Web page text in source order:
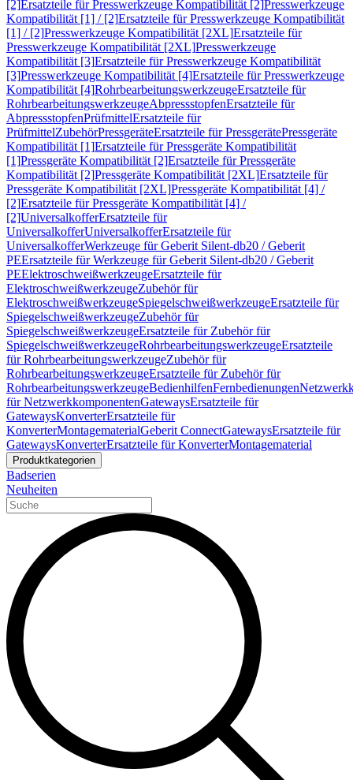
[2]Ersatzteile für Presswerkzeuge Kompatibilität [2]Presswerkzeuge
Kompatibilität [1] / [2]Ersatzteile für Presswerkzeuge Kompatibilität
[1] / [2]Presswerkzeuge Kompatibilität [2XL]Ersatzteile für
Presswerkzeuge Kompatibilität [2XL]Presswerkzeuge
Kompatibilität [3]Ersatzteile für Presswerkzeuge Kompatibilität
[3]Presswerkzeuge Kompatibilität [4]Ersatzteile für Presswerkzeuge
Kompatibilität [4]RohrbearbeitungswerkzeugeErsatzteile für
RohrbearbeitungswerkzeugeAbpressstopfenErsatzteile für
AbpressstopfenPrüfmittelErsatzteile für
PrüfmittelZubehörPressgeräteErsatzteile für PressgerätePressgeräte
Kompatibilität [1]Ersatzteile für Pressgeräte Kompatibilität
[1]Pressgeräte Kompatibilität [2]Ersatzteile für Pressgeräte
Kompatibilität [2]Pressgeräte Kompatibilität [2XL]Ersatzteile für
Pressgeräte Kompatibilität [2XL]Pressgeräte Kompatibilität [4] /
[2]Ersatzteile für Pressgeräte Kompatibilität [4] /
[2]UniversalkofferErsatzteile für
UniversalkofferUniversalkofferErsatzteile für
UniversalkofferWerkzeuge für Geberit Silent-db20 / Geberit
PEErsatzteile für Werkzeuge für Geberit Silent-db20 / Geberit
PEElektroschweißwerkzeugeErsatzteile für
ElektroschweißwerkzeugeZubehör für
ElektroschweißwerkzeugeSpiegelschweißwerkzeugeErsatzteile für
SpiegelschweißwerkzeugeZubehör für
SpiegelschweißwerkzeugeErsatzteile für Zubehör für
SpiegelschweißwerkzeugeRohrbearbeitungswerkzeugeErsatzteile
für RohrbearbeitungswerkzeugeZubehör für
RohrbearbeitungswerkzeugeErsatzteile für Zubehör für
RohrbearbeitungswerkzeugeBedienhilfenFernbedienungen
für NetzwerkkomponentenGatewaysErsatzteile für
GatewaysKonverterErsatzteile für
KonverterMontagematerialGeberit ConnectGatewaysErsatzteile für
GatewaysKonverterErsatzteile für KonverterMontagematerial
Produktkategorien
Badserien
Neuheiten